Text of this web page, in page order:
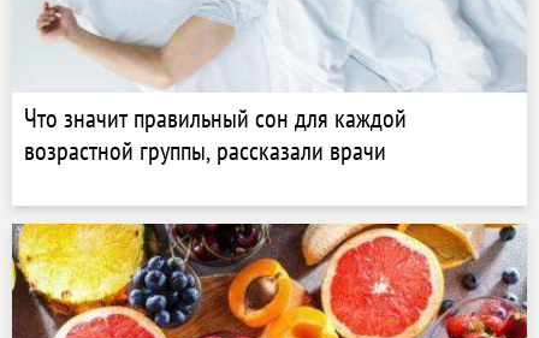
Что значит правильный сон для каждой
возрастной группы, рассказали врачи